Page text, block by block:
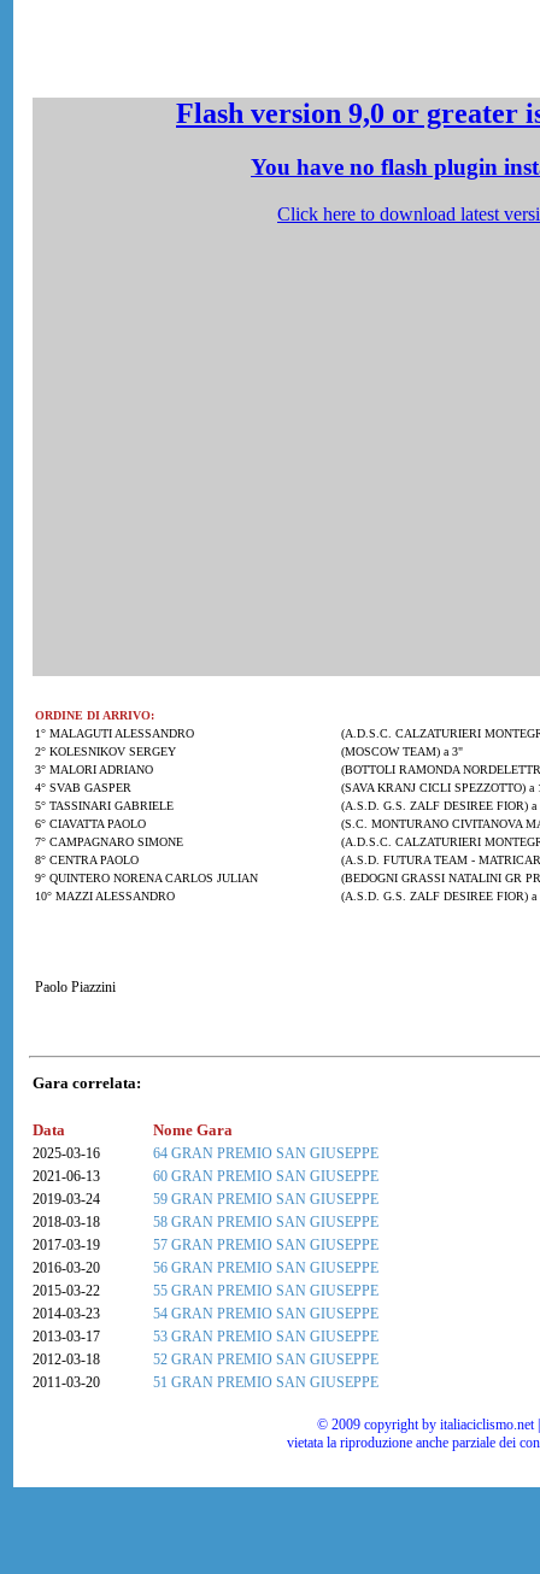
ORDINE DI ARRIVO:
1° MALAGUTI ALESSANDRO
(A.D.S.C. CALZATURIERI
2° KOLESNIKOV SERGEY
(MOSCOW TEAM) a 3"
3° MALORI ADRIANO
(BOTTOLI RAMONDA
4° SVAB GASPER
(SAVA KRANJ CICLI SPEZZOTTO) a
5° TASSINARI GABRIELE
(A.S.D. G.S. ZALF DESIREE FIOR) a
6° CIAVATTA PAOLO
(S.C. MONTURANO CIVITANOVA
7° CAMPAGNARO SIMONE
(A.D.S.C. CALZATURIERI
8° CENTRA PAOLO
(A.S.D. FUTURA TEAM -
9° QUINTERO NORENA CARLOS JULIAN
(BEDOGNI GRASSI NATALINI GR
10° MAZZI ALESSANDRO
(A.S.D. G.S. ZALF DESIREE FIOR) a
Paolo Piazzini
Gara correlata:
Data Nome Gara
2025-03-16
64 GRAN PREMIO SAN GIUSEPPE
2021-06-13
60 GRAN PREMIO SAN GIUSEPPE
2019-03-24
59 GRAN PREMIO SAN GIUSEPPE
2018-03-18
58 GRAN PREMIO SAN GIUSEPPE
2017-03-19
57 GRAN PREMIO SAN GIUSEPPE
2016-03-20
56 GRAN PREMIO SAN GIUSEPPE
2015-03-22
55 GRAN PREMIO SAN GIUSEPPE
2014-03-23
54 GRAN PREMIO SAN GIUSEPPE
2013-03-17
53 GRAN PREMIO SAN GIUSEPPE
2012-03-18
52 GRAN PREMIO SAN GIUSEPPE
2011-03-20
51 GRAN PREMIO SAN GIUSEPPE
© 2009 copyright by italiaciclismo.net
vietata la riproduzione anche parziale dei